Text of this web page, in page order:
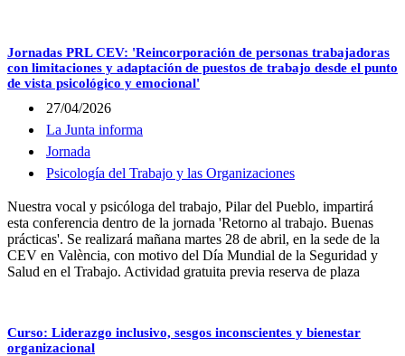
Jornadas PRL CEV: 'Reincorporación de personas trabajadoras
con limitaciones y adaptación de puestos de trabajo desde el punto
de vista psicológico y emocional'
27/04/2026
La Junta informa
Jornada
Psicología del Trabajo y las Organizaciones
Nuestra vocal y psicóloga del trabajo, Pilar del Pueblo, impartirá
esta conferencia dentro de la jornada 'Retorno al trabajo. Buenas
prácticas'. Se realizará mañana martes 28 de abril, en la sede de la
CEV en València, con motivo del Día Mundial de la Seguridad y
Salud en el Trabajo. Actividad gratuita previa reserva de plaza
Curso: Liderazgo inclusivo, sesgos inconscientes y bienestar
organizacional